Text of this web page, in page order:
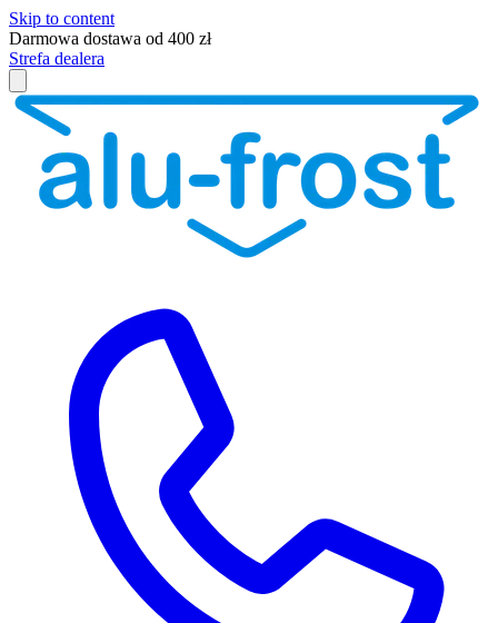
Skip to content
Darmowa dostawa od 400 zł
Strefa dealera